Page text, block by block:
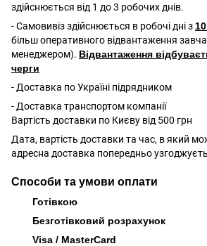
здійснюється від 1 до 3 робочих днів.
- Самовивіз здійснюється в робочі дні з
більш оперативного відвантаження
менеджером). Відвантаження
черги
- Доставка по Україні підрядником
- Доставка транспортом компанії
Вартість доставки по Києву від 500 грн
Дата, вартість доставки та час, в який
адресна доставка попередньо
Способи та умови оплати
Готівкою
Безготівковий розрахунок
Visa / MasterCard